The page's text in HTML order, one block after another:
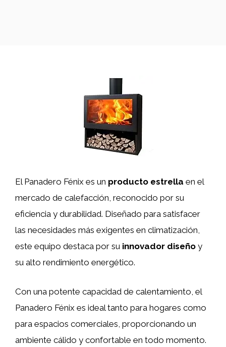
El Panadero Fénix es un producto estrella en el
mercado de calefacción, reconocido por su
eficiencia y durabilidad. Diseñado para satisfacer
las necesidades más exigentes en climatización,
este equipo destaca por su innovador diseño y
su alto rendimiento energético.
Con una potente capacidad de calentamiento, el
Panadero Fénix es ideal tanto para hogares como
para espacios comerciales, proporcionando un
ambiente cálido y confortable en todo momento.